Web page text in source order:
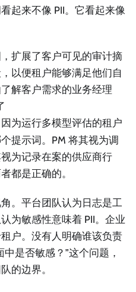
起来不像 PII。它看起来像
扩展了客户可见的审计摘
以便租户能够满足他们自
解客户需求的业务经理
因为运行多模型评估的租户
提示词。PM 将其视为调
为记录在案的供应商行
都是正确的。
。平台团队认为日志是工
为敏感性意味着 PII。企业
户。没有人明确谁该负责
是否敏感？”这个问题，
的边界。